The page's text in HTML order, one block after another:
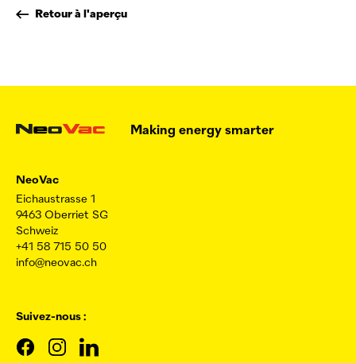
Retour à l'aperçu
Making energy smarter
NeoVac
Eichaustrasse 1
9463 Oberriet SG
Schweiz
+41 58 715 50 50
info@neovac.ch
Suivez-nous :